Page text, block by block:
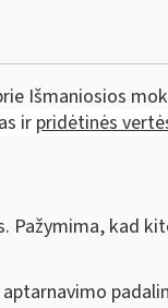
Išmaniosios
ir pridėtinės
Pažymima, kad